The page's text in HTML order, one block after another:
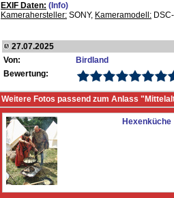
EXIF Daten: (Info)
Kamerahersteller: SONY, Kameramodell:
27.07.2025
Von:
Birdland
Bewertung:
Weitere Fotos passend zum Anlass
Hexenküche